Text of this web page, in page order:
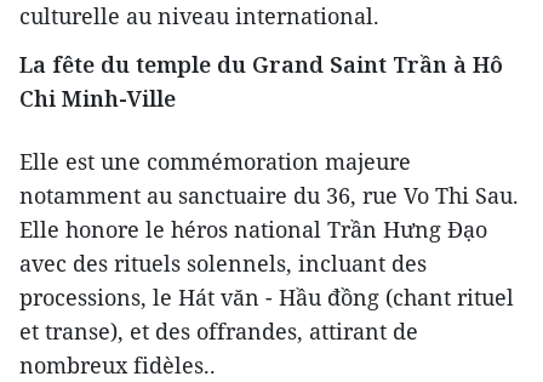
culturelle au niveau international.
La fête du temple du Grand Saint Trần à Hô
Chi Minh-Ville
Elle est une commémoration majeure
notamment au sanctuaire du 36, rue Vo Thi Sau.
Elle honore le héros national Trần Hưng Đạo
avec des rituels solennels, incluant des
processions, le Hát văn - Hầu đồng (chant rituel
et transe), et des offrandes, attirant de
nombreux fidèles..